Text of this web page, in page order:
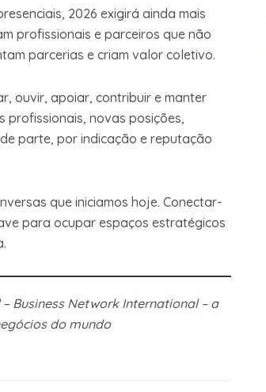
2026 exigirá ainda mais
profissionais e parceiros que não
parcerias e criam valor coletivo.
ouvir, apoiar, contribuir e manter
profissionais, novas posições,
parte, por indicação e reputação
que iniciamos hoje. Conectar-
para ocupar espaços estratégicos
Business Network International – a
do mundo